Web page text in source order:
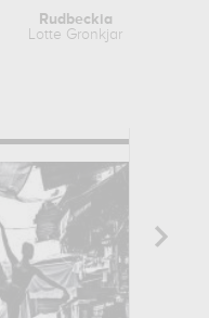
Rudbeckia
Lotte Gronkjar